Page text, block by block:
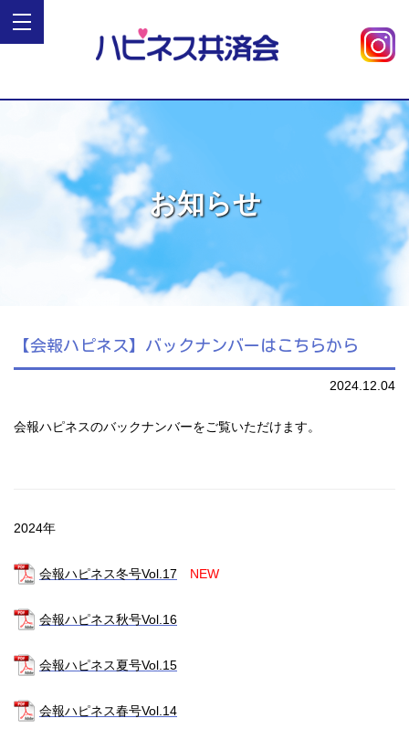
お知らせ
【会報ハピネス】バックナンバーはこちらから
2024.12.04
会報ハピネスのバックナンバーをご覧いただけます。
2024年
会報ハピネス冬号Vol.17 NEW
会報ハピネス秋号Vol.16
会報ハピネス夏号Vol.15
会報ハピネス春号Vol.14